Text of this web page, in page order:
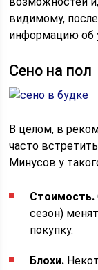
видимому,
информацию об
Сено на пол
В целом, в
часто
Минусов у
Стоимость.
сезон)
покупку.
Блохи.